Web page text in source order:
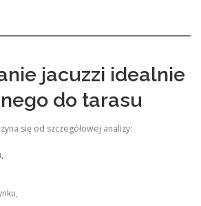
jacuzzi idealnie
do tarasu
się od szczegółowej analizy: